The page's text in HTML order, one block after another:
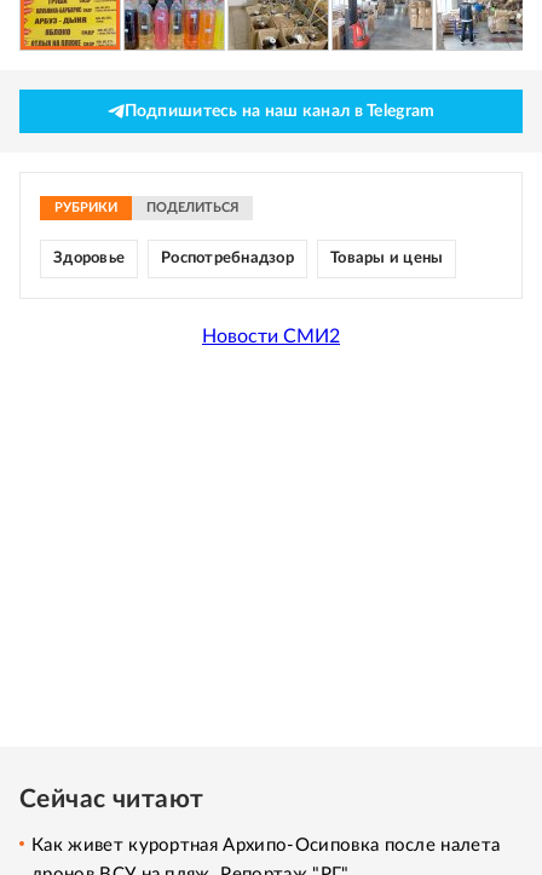
Подпишитесь на наш канал в Telegram
РУБРИКИ ПОДЕЛИТЬСЯ
Здоровье Роспотребнадзор Товары и цены
Новости СМИ2
Сейчас читают
Как живет курортная Архипо-Осиповка после налета